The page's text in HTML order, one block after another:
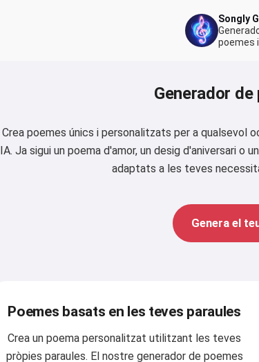
Songly
poemes
Generador
Crea poemes únics i personalitzats per a qualsevol
IA. Ja sigui un poema d'amor, un desig d'aniversari o
adaptats a les teves
Genera el
Poemes basats en les teves paraules
Crea un poema personalitzat utilitzant les teves
pròpies paraules. El nostre generador de poemes